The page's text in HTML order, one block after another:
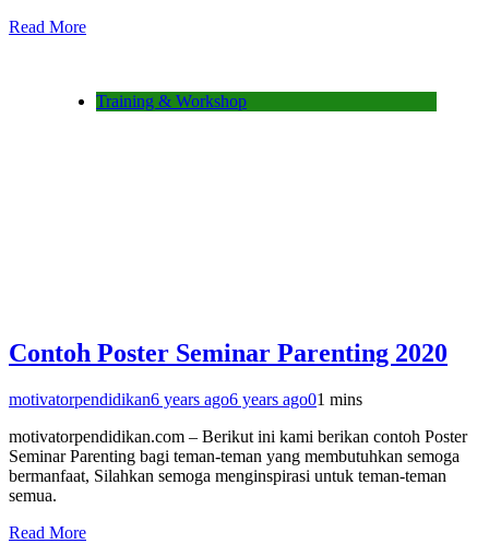
Read More
Training & Workshop
Contoh Poster Seminar Parenting 2020
motivatorpendidikan6 years ago6 years ago01 mins
motivatorpendidikan.com – Berikut ini kami berikan contoh Poster
Seminar Parenting bagi teman-teman yang membutuhkan semoga
bermanfaat, Silahkan semoga menginspirasi untuk teman-teman
semua.
Read More